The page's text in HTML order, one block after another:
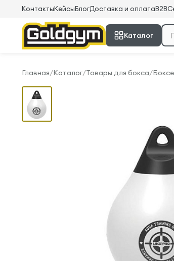
КонтактыКейсыБлогДоставка и оплатаB2B
Каталог
Главная/Каталог/Товары для бокса/